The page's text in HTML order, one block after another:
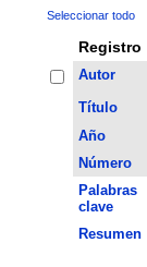
Seleccionar todo
Registro
Autor
Título
Año
Número
Palabras
clave
Resumen